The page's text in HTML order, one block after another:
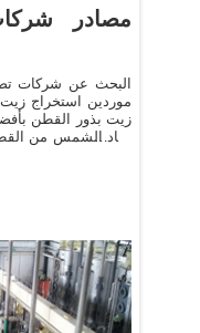
مصادر
البحث عن شركات
موردين استخراج
زيت بذور القطن
عباد الشمس من